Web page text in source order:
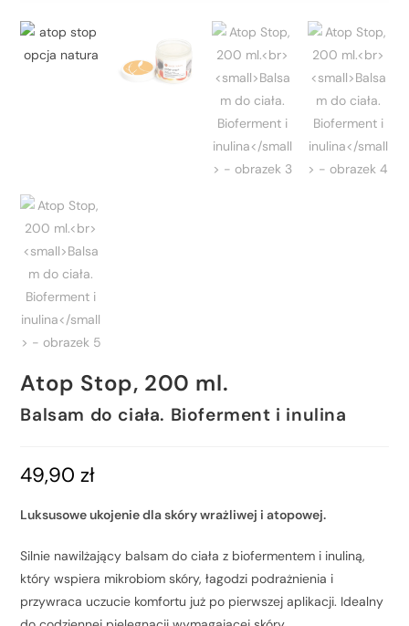
Atop Stop, 200 ml.
Balsam do ciała. Bioferment i inulina
49,90zł
Luksusowe ukojenie dla skóry wrażliwej i atopowej.
Silnie nawilżający balsam do ciała z biofermentem i inuliną,
który wspiera mikrobiom skóry, łagodzi podrażnienia i
przywraca uczucie komfortu już po pierwszej aplikacji. Idealny